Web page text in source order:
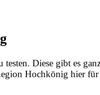
Diese gibt es
Hochkönig hier